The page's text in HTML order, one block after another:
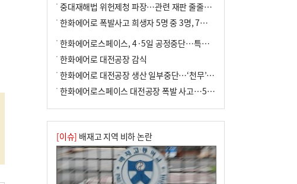
중대재해법 위헌제청 파장…관련 재판 줄줄이 브레이크
한화에어로 폭발사고 희생자 5명 중 3명, 7일 영면
한화에어로스페이스, 4·5일 공정중단…특별 안전점검
한화에어로 대전공장 감식
한화에어로 대전공장 생산 일부중단…‘천무’ 수출 비상
한화에어로스페이스 대전공장 폭발 사고…5명 사망·2명 부상(종합)
[이슈] 배재고 지역 비하 논란